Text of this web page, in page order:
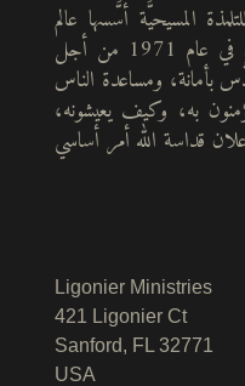
المسيحيَّة أسَّسها عالم
اللاهوت الدكتور أر. سي. سبرول في عام 1971 من أجل
بأمانة، ومساعدة الناس
به، وكيف يعيشونه،
قداسة الله أمر أساسي
Ligonier Ministries
421 Ligonier Ct
Sanford, FL 32771
USA